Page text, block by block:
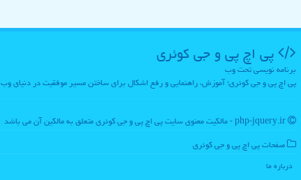
پی اچ پی و جی كوئری
برنامه نویسی تحت وب
پی اچ پی و جی کوئری؛ آموزش، راهنمایی و رفع اشکال برای ساختن مسیر موفقیت در دنیای وب
صفحات پی اچ پی و جی كوئری
درباره ما